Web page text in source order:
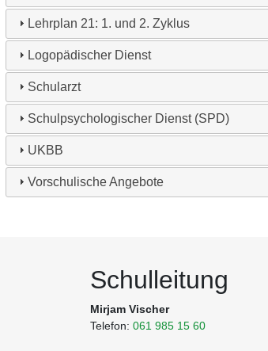
Lehrplan 21: 1. und 2. Zyklus
Logopädischer Dienst
Schularzt
Schulpsychologischer Dienst (SPD)
UKBB
Vorschulische Angebote
Schulleitung
Mirjam Vischer
Telefon: 061 985 15 60